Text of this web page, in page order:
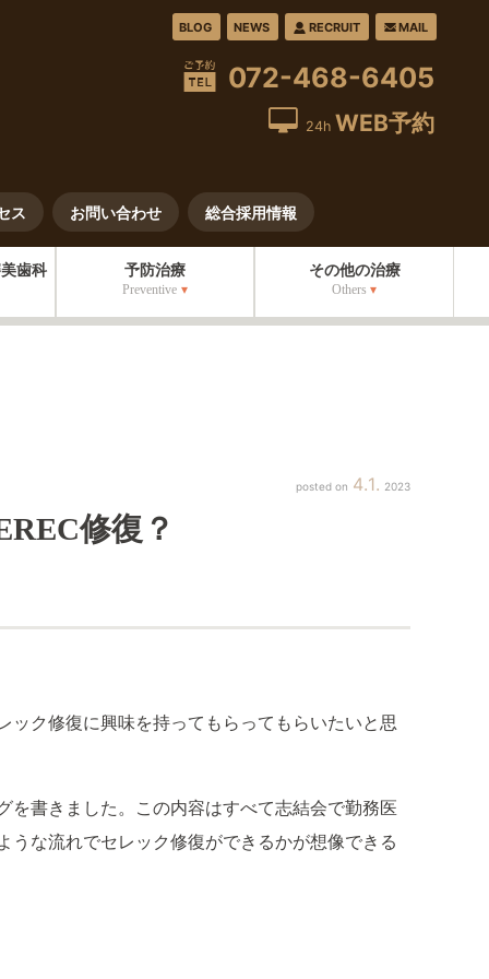
BLOG NEWS RECRUIT MAIL
072-468-6405
24h WEB予約
歯科 予防治療
Preventive
その他の治療
Others
ス お問い合わせ 総合採用情報
4 1 2023
修復？
ク修復に興味を持ってもらってもらいたいと思
書きました。この内容はすべて志結会で勤務医
な流れでセレック修復ができるかが想像できる